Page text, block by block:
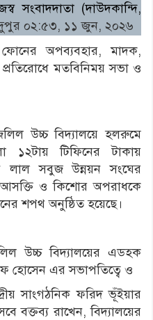
সংবাদদাতা (দাউদকান্দি,
০২:৫৩, ১১ জুন, ২০২৬
ফোনের অপব্যবহার, মাদক,
মতবিনিময় সভা ও
উচ্চ বিদ্যালয়ে হলরুমে
টিফিনের টাকায়
লাল সবুজ উন্নয়ন সংঘের
ও কিশোর অপরাধকে
শপথ অনুষ্ঠিত হয়েছে।
উচ্চ বিদ্যালয়ের এডহক
হোসেন এর সভাপতিত্বে ও
সাংগঠনিক ফরিদ ভূঁইয়ার
বক্তব্য রাখেন, বিদ্যালয়ের